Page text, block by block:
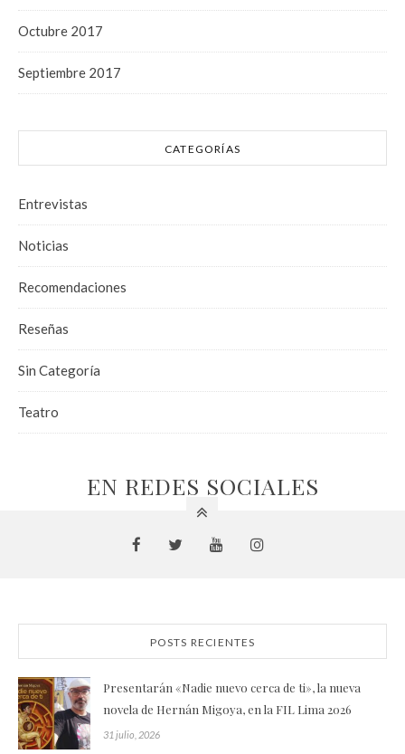
Octubre 2017
Septiembre 2017
CATEGORÍAS
Entrevistas
Noticias
Recomendaciones
Reseñas
Sin Categoría
Teatro
EN REDES SOCIALES
POSTS RECIENTES
Presentarán «Nadie nuevo cerca de ti», la nueva
novela de Hernán Migoya, en la FIL Lima 2026
31 julio, 2026